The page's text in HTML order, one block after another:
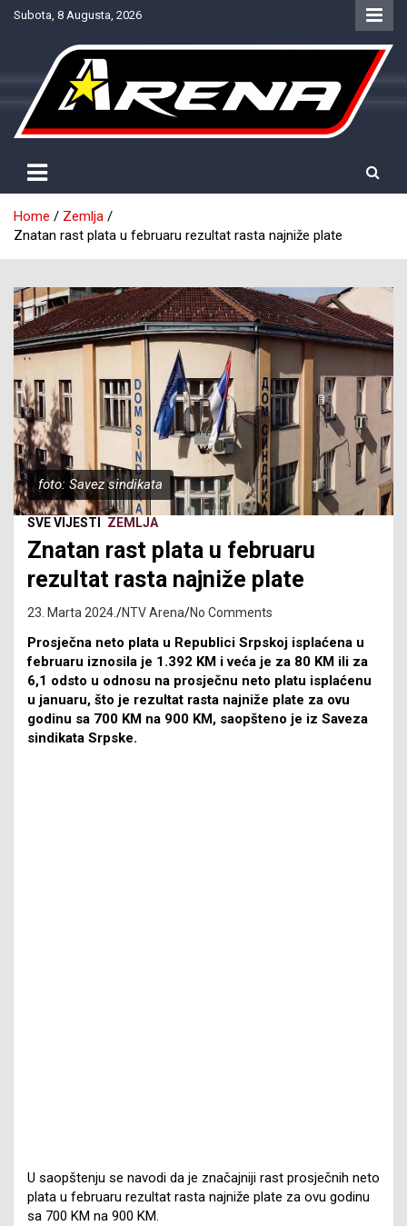
SkipSubota, 8 Augusta, 2026
NTV Arena
Home
Zemlja
Znatan rast plata u februaru rezultat rasta najniže plate
foto: Savez sindikata
SVE VIJESTI ZEMLJA
Znatan rast plata u februaru
rezultat rasta najniže plate
23. Marta 2024. NTV Arena No Comments
Prosječna neto plata u Republici Srpskoj isplaćena u
februaru iznosila je 1.392 KM i veća je za 80 KM ili za
6,1 odsto u odnosu na prosječnu neto platu isplaćenu
u januaru, što je rezultat rasta najniže plate za ovu
godinu sa 700 KM na 900 KM, saopšteno je iz Saveza
sindikata Srpske.
U saopštenju se navodi da je značajniji rast prosječnih neto
plata u februaru rezultat rasta najniže plate za ovu godinu
sa 700 KM na 900 KM.